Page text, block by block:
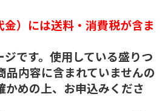
）には送料・消費税が含ま
です。使用している盛りつ
品内容に含まれていませんの
かめの上、お申込みくださ